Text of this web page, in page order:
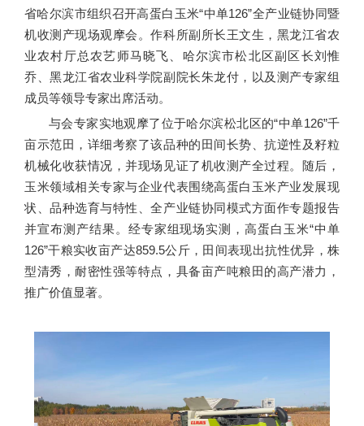
省哈尔滨市组织召开高蛋白玉米“中单126”全产业链协同暨
机收测产现场观摩会。作科所副所长王文生，黑龙江省农
业农村厅总农艺师马晓飞、哈尔滨市松北区副区长刘惟
乔、黑龙江省农业科学院副院长朱龙付，以及测产专家组
成员等领导专家出席活动。
与会专家实地观摩了位于哈尔滨松北区的“中单126”千
亩示范田，详细考察了该品种的田间长势、抗逆性及籽粒
机械化收获情况，并现场见证了机收测产全过程。随后，
玉米领域相关专家与企业代表围绕高蛋白玉米产业发展现
状、品种选育与特性、全产业链协同模式方面作专题报告
并宣布测产结果。经专家组现场实测，高蛋白玉米“中单
126”干粮实收亩产达859.5公斤，田间表现出抗性优异，株
型清秀，耐密性强等特点，具备亩产吨粮田的高产潜力，
推广价值显著。